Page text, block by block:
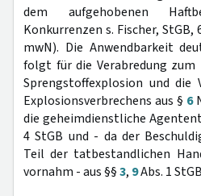
dem aufgehobenen
Konkurrenzen s. Fischer, StGB,
mwN). Die Anwendbarkeit
folgt für die Verabredung zum
Sprengstoffexplosion und die
Explosionsverbrechens aus § 6
die geheimdienstliche
4 StGB und - da der
Teil der tatbestandlichen
vornahm - aus §§3, 9Abs. 1